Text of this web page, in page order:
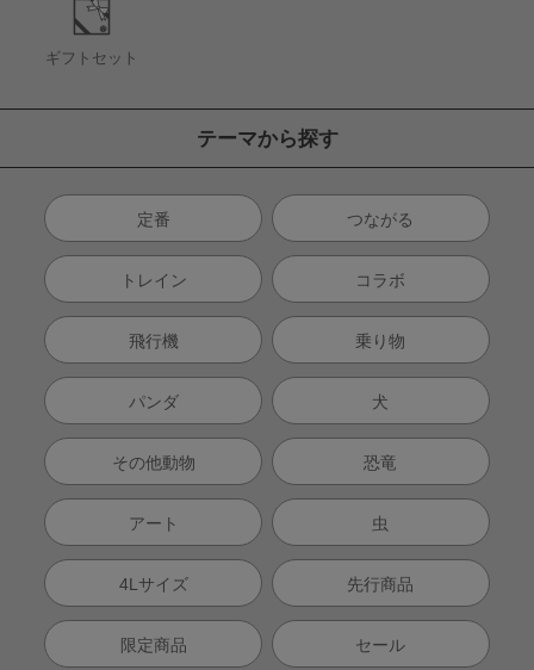
ギフトセット
テーマから探す
定番 つながる
トレイン コラボ
飛行機 乗り物
パンダ 犬
その他動物 恐竜
アート 虫
4Lサイズ 先行商品
限定商品 セール